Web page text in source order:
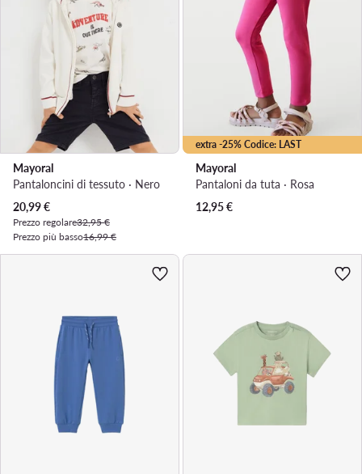
Mayoral
Pantaloncini di tessuto · Nero
Prezzo attuale
20,99€
Prezzo regolare32,95 €
Prezzo più basso16,99 €
extra -25% Codice: LAST
Mayoral
Pantaloni da tuta · Rosa
12,95€